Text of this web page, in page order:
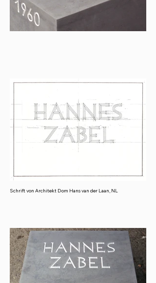
Schrift von Architekt Dom Hans van der Laan, NL